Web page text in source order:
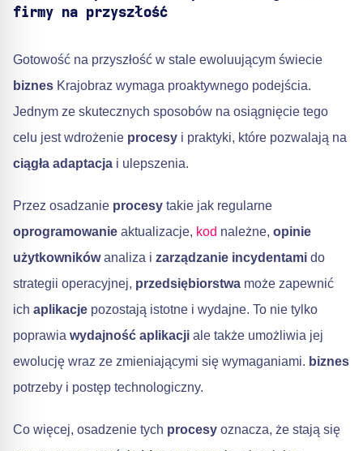
firmy na przyszłość
Gotowość na przyszłość w stale ewoluującym świecie
biznes Krajobraz wymaga proaktywnego podejścia.
Jednym ze skutecznych sposobów na osiągnięcie tego
celu jest wdrożenie procesy i praktyki, które pozwalają na
ciągła adaptacja i ulepszenia.
Przez osadzanie procesy takie jak regularne
oprogramowanie aktualizacje, kod należne, opinie
użytkownikówanaliza i zarządzanie incydentami do
strategii operacyjnej, przedsiębiorstwa może zapewnić
ich aplikacje pozostają istotne i wydajne. To nie tylko
poprawia wydajność aplikacji ale także umożliwia jej
ewolucję wraz ze zmieniającymi się wymaganiami. biznes
potrzeby i postęp technologiczny.
Co więcej, osadzenie tych procesy oznacza, że stają się